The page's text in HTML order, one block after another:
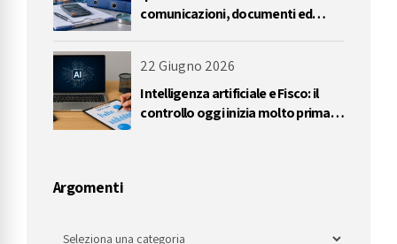
comunicazioni, documenti ed
22 Giugno 2026
Intelligenza artificiale e Fisco: il
controllo oggi inizia molto prima
Argomenti